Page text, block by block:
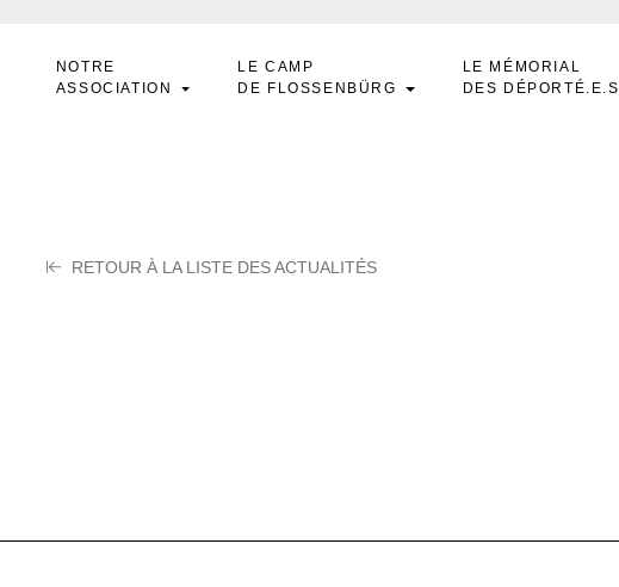
NOTRE
ASSOCIATION
LE CAMP
DE FLOSSENBÜRG
LE MÉMORIAL
DES DÉPORTÉ.E.S
RETOUR À LA LISTE DES ACTUALITÉS